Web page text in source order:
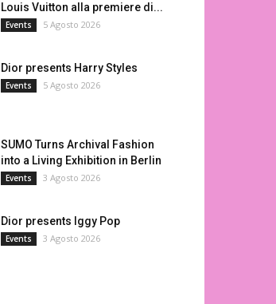
Louis Vuitton alla premiere di...
Events 5 Agosto 2026
Dior presents Harry Styles
Events 5 Agosto 2026
SUMO Turns Archival Fashion
into a Living Exhibition in Berlin
Events 3 Agosto 2026
Dior presents Iggy Pop
Events 3 Agosto 2026